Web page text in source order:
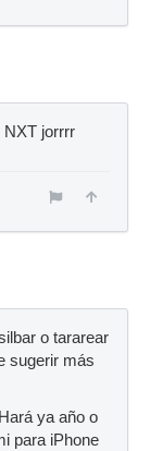
NXT jorrrr
o tararear
sugerir más
ya año o
para iPhone